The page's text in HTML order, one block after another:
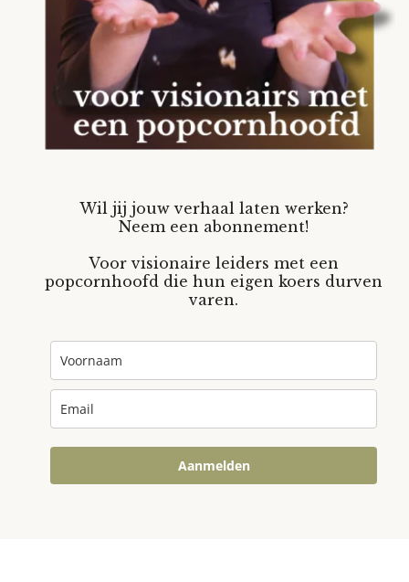
Wil jij jouw verhaal laten werken?
Neem een abonnement!
Voor visionaire leiders met een
popcornhoofd die hun eigen koers durven
varen.
Aanmelden